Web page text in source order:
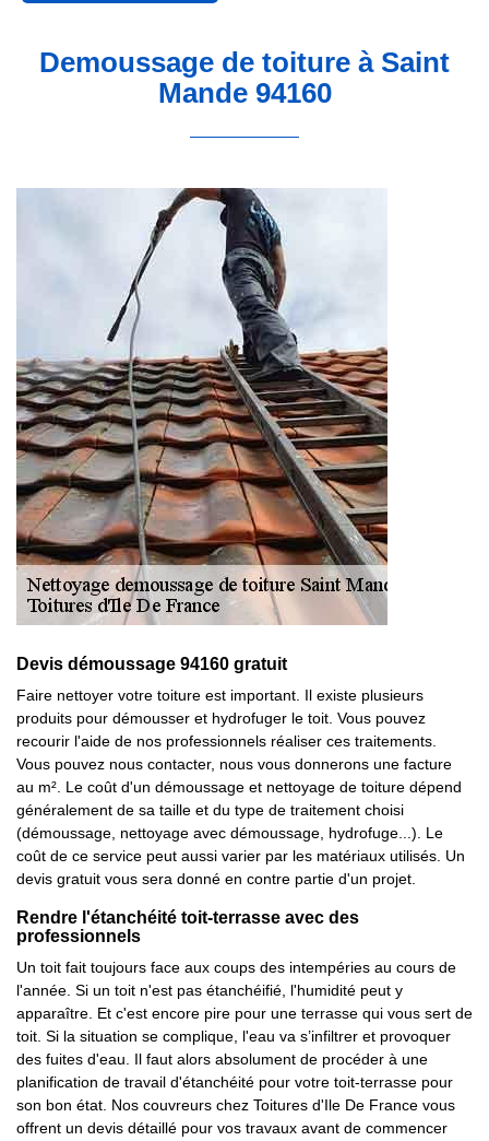
Demoussage de toiture à Saint
Mande 94160
Devis démoussage 94160 gratuit
Faire nettoyer votre toiture est important. Il existe plusieurs
produits pour démousser et hydrofuger le toit. Vous pouvez
recourir l'aide de nos professionnels réaliser ces traitements.
Vous pouvez nous contacter, nous vous donnerons une facture
au m². Le coût d'un démoussage et nettoyage de toiture dépend
généralement de sa taille et du type de traitement choisi
(démoussage, nettoyage avec démoussage, hydrofuge...). Le
coût de ce service peut aussi varier par les matériaux utilisés. Un
devis gratuit vous sera donné en contre partie d'un projet.
Rendre l'étanchéité toit-terrasse avec des
professionnels
Un toit fait toujours face aux coups des intempéries au cours de
l'année. Si un toit n'est pas étanchéifié, l'humidité peut y
apparaître. Et c'est encore pire pour une terrasse qui vous sert de
toit. Si la situation se complique, l'eau va s’infiltrer et provoquer
des fuites d'eau. Il faut alors absolument de procéder à une
planification de travail d'étanchéité pour votre toit-terrasse pour
son bon état. Nos couvreurs chez Toitures d'Ile De France vous
offrent un devis détaillé pour vos travaux avant de commencer